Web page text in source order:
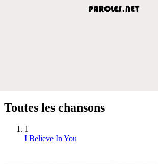
Toutes les chansons
1
I Believe In You